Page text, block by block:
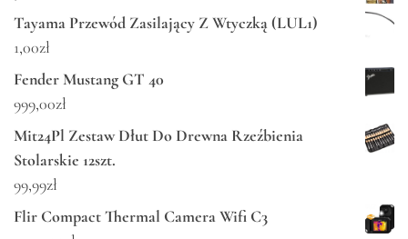
Tayama Przewód Zasilający Z Wtyczką (LUL1)
1,00zł
Fender Mustang GT 40
999,00zł
Mit24Pl Zestaw Dłut Do Drewna Rzeźbienia
Stolarskie 12szt.
99,99zł
Flir Compact Thermal Camera Wifi C3